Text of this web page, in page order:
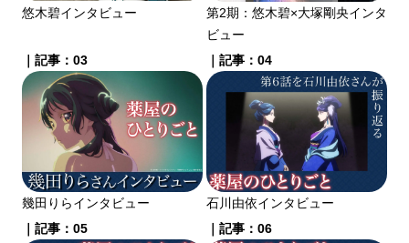
悠木碧インタビュー
第2期：悠木碧×大塚剛央インタ
ビュー
｜記事：03
幾田りらインタビュー
｜記事：04
石川由依インタビュー
｜記事：05
｜記事：06